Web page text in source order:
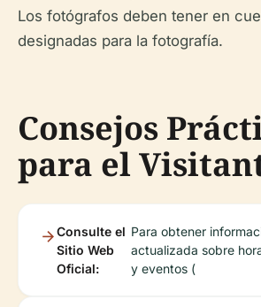
Los fotógrafos deben tener en
designadas para la fotografía.
Consejos
para el
Consulte el
Sitio Web
Oficial:
Para obtener
actualizada sobre
y eventos (